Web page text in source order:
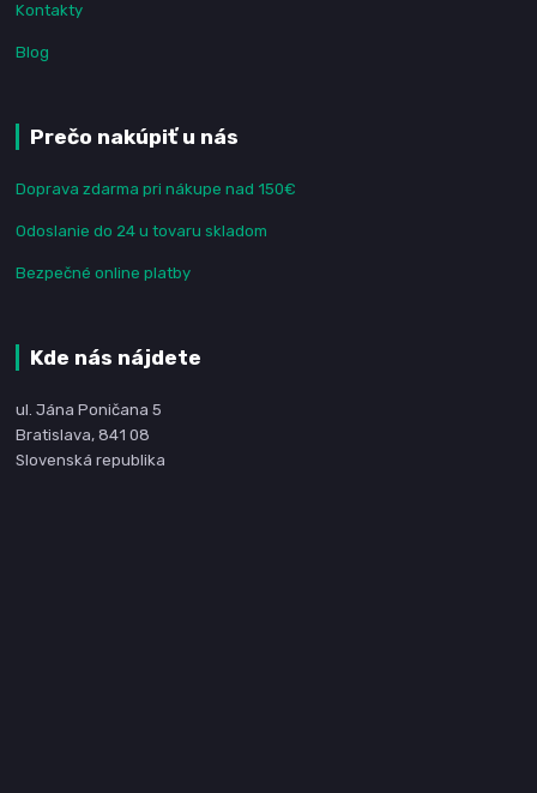
Kontakty
Blog
Prečo nakúpiť u nás
Doprava zdarma pri nákupe nad 150€
Odoslanie do 24 u tovaru skladom
Bezpečné online platby
Kde nás nájdete
ul. Jána Poničana 5
Bratislava, 841 08
Slovenská republika